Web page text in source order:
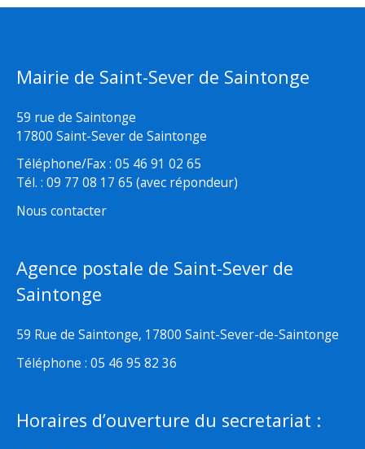
Mairie de Saint-Sever de Saintonge
59 rue de Saintonge
17800 Saint-Sever de Saintonge
Téléphone/Fax : 05 46 91 02 65
Tél. : 09 77 08 17 65 (avec répondeur)
Nous contacter
Agence postale de Saint-Sever de
Saintonge
59 Rue de Saintonge, 17800 Saint-Sever-de-Saintonge
Téléphone : 05 46 95 82 36
Horaires d’ouverture du secretariat :